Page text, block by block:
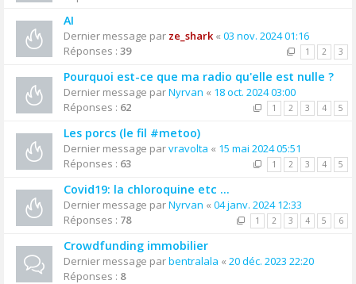
AI
Dernier message par ze_shark« 03 nov. 2024 01:16
Réponses : 39 1 2 3
Pourquoi est-ce que ma radio qu'elle est nulle ?
Dernier message parNyrvan « 18 oct. 2024 03:00
Réponses : 62 1 2 3 4 5
Les porcs (le fil #metoo)
Dernier message parvravolta « 15 mai 2024 05:51
Réponses : 63 1 2 3 4 5
Covid19: la chloroquine etc ...
Dernier message parNyrvan « 04 janv. 2024 12:33
Réponses : 78 1 2 3 4 5 6
Crowdfunding immobilier
Dernier message parbentralala « 20 déc. 2023 22:20
Réponses : 8